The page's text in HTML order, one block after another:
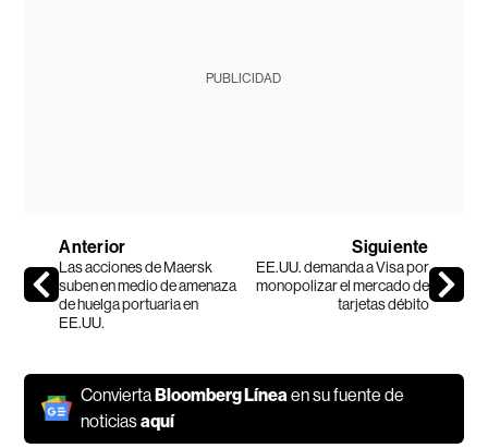
PUBLICIDAD
Anterior
Las acciones de Maersk
suben en medio de amenaza
de huelga portuaria en
EE.UU.
Siguiente
EE.UU. demanda a Visa por
monopolizar el mercado de
tarjetas débito
ConviertaBloomberg Línea en su fuente de
noticiasaquí